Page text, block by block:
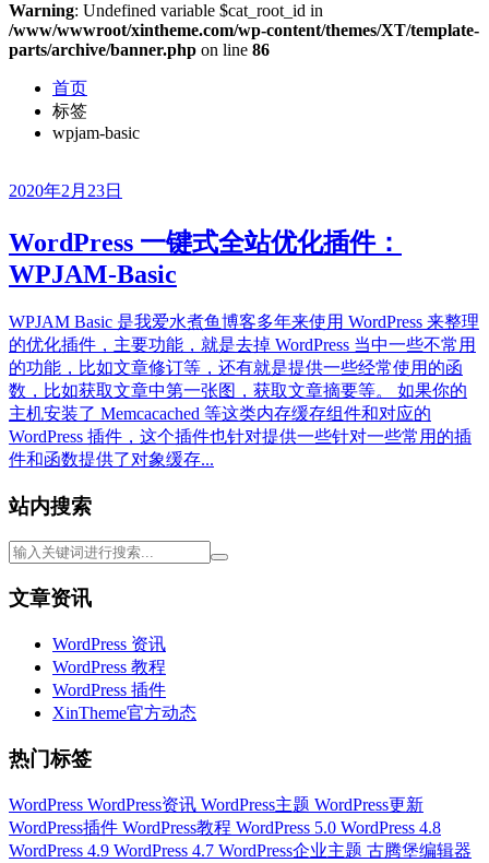
Warning: Undefined variable $cat_root_id in
/www/wwwroot/xintheme.com/wp-content/themes/XT/template-
parts/archive/banner.php on line 86
首页
标签
wpjam-basic
2020年2月23日
WordPress 一键式全站优化插件：
WPJAM-Basic
WPJAM Basic 是我爱水煮鱼博客多年来使用 WordPress 来整理
的优化插件，主要功能，就是去掉 WordPress 当中一些不常用
的功能，比如文章修订等，还有就是提供一些经常使用的函
数，比如获取文章中第一张图，获取文章摘要等。 如果你的
主机安装了 Memcacached 等这类内存缓存组件和对应的
WordPress 插件，这个插件也针对提供一些针对一些常用的插
件和函数提供了对象缓存...
站内搜索
文章资讯
WordPress 资讯
WordPress 教程
WordPress 插件
XinTheme官方动态
热门标签
WordPress WordPress资讯 WordPress主题 WordPress更新
WordPress插件 WordPress教程 WordPress 5.0 WordPress 4.8
WordPress 4.9 WordPress 4.7 WordPress企业主题 古腾堡编辑器